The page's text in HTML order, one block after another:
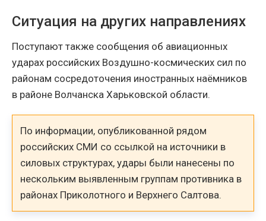
Ситуация на других направлениях
Поступают также сообщения об авиационных
ударах российских Воздушно-космических сил по
районам сосредоточения иностранных наёмников
в районе Волчанска Харьковской области.
По информации, опубликованной рядом
российских СМИ со ссылкой на источники в
силовых структурах, удары были нанесены по
нескольким выявленным группам противника в
районах Приколотного и Верхнего Салтова.